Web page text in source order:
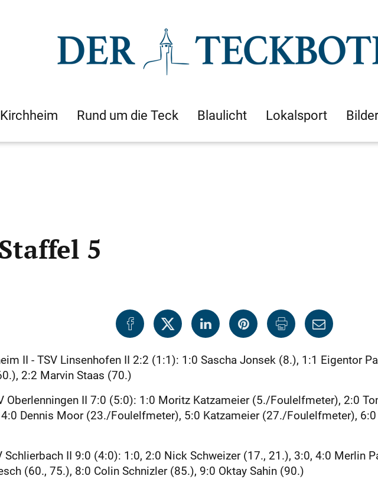
Kirchheim Rund um die Teck Blaulicht Lokalsport
5
II - TSV Linsenhofen II 2:2 (1:1): 1:0 Sascha Jonsek (8.), 1:1 Eigentor
2:2 Marvin Staas (70.)
Oberlenningen II 7:0 (5:0): 1:0 Moritz Katzameier (5./Foulelfmeter), 2:0
Dennis Moor (23./Foulelfmeter), 5:0 Katzameier (27./Foulelfmeter),
Schlierbach II 9:0 (4:0): 1:0, 2:0 Nick Schweizer (17., 21.), 3:0, 4:0 Merlin
(60., 75.), 8:0 Colin Schnizler (85.), 9:0 Oktay Sahin (90.)